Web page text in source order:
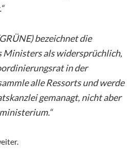
bezeichnet die
Ministers als widersprüchlich,
in der
alle Ressorts und werde
gemanagt, nicht aber